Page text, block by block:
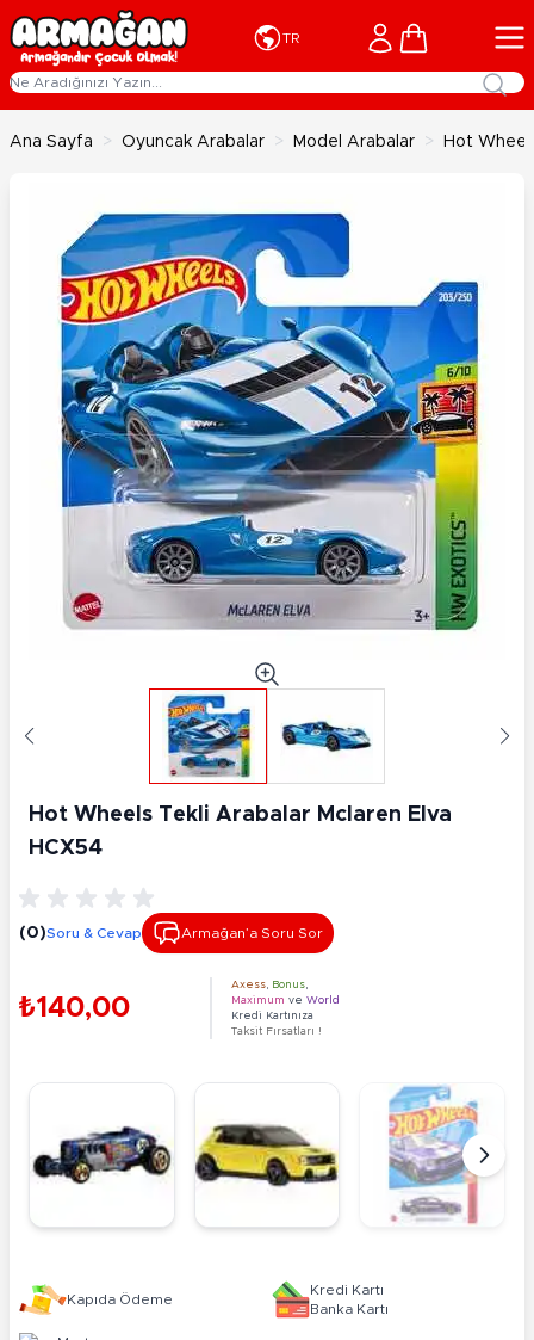
İçeriğe geç
TR Cart
Ana Sayfa > Oyuncak Arabalar > Model Arabalar > Hot
Hot Wheels Tekli Arabalar Mclaren Elva
HCX54
(0)Soru & Cevap Armağan’a Soru Sor
₺140,00
Axess Bonus
Maximum ve World
Kredi Kartınıza
Taksit Fırsatları !
Kapıda Ödeme
Kredi Kartı
Banka Kartı